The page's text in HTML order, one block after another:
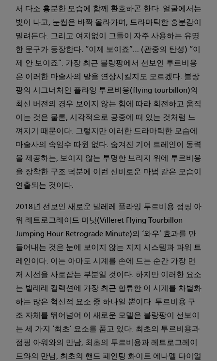
서 다소 흥분한 모습에 함께 환호하곤 한다. 얼굴에서는
빛이 나고, 눈썹은 바짝 올라가며, 드라마틱한 흥분감이
밀려든다. 그리고 여지없이 그들이 자주 사용하는 유명
한 문구가 등장한다. “이제 보이죠”… (관중의 탄성) “이
제 안 보이죠”. 가장 최근 블랑팡에서 선보인 투르비용
은 이러한 마술사의 말을 연상시킬지도 모르겠다. 블랑
팡의 시그너처인 플라잉 투르비용(flying tourbillon)의
최신 버전의 경우 보이지 않는 힘에 따라 회전하고 움직
이는 것은 물론, 시각적으로 공중에 떠 있는 것처럼 느
껴지기 때문이다. 그렇지만 이러한 드라마틱한 모습에
마술사의 속임수 따윈 없다. 숨겨진 기어 트레인이 동력
을 제공하는, 보이지 않는 투명한 브리지 위에 투르비용
을 장착한 구조 덕분에 이런 신비로운 마법 같은 모습이
연출되는 것이다.
2018년 선보인 새로운 빌레레 플라잉 투르비용 점핑 아
워 레트로그레이드 미닛(Villeret Flying Tourbillon
Jumping Hour Retrograde Minute)의 ‘와우’ 효과를 만
들어내는 것은 눈에 보이지 않는 지지 시스템과 파워 트
레인이다. 이는 아마도 시계를 손에 드는 순간 가장 먼
저 시선을 사로잡는 부분일 것이다. 하지만 이러한 요소
는 빌레레 컬렉션에 가장 최근 합류한 이 시계를 차별화
하는 많은 혁신적 요소 중 하나일 뿐이다. 투르비용 구
조 자체를 뛰어넘어 이 새로운 모델은 블랑팡이 선보이
는 세 가지 ‘최초’ 요소를 품고 있다. 최초의 투르비용과
점핑 아워와의 만남, 최초의 투르비용과 레트로그레이
드와의 만남, 최초의 핸드 페인팅 화이트 에나멜 다이얼